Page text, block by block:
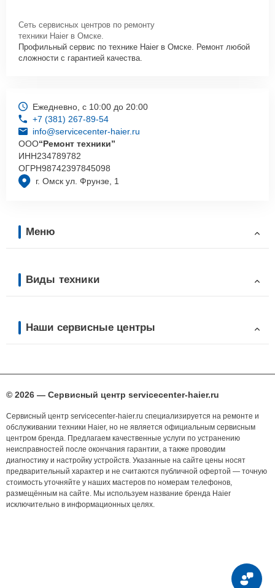
Сеть сервисных центров по ремонту
техники Haier в Омске.
Профильный сервис по технике Haier в Омске. Ремонт любой
сложности с гарантией качества.
г. Омск ул. Фрунзе, 1
Ежедневно, с 10:00 до 20:00
+7 (381) 267-89-54
info@servicecenter-haier.ru
ООО“Ремонт техники”
ИНН234789782
ОГРН98742397845098
Меню
Виды техники
Наши сервисные центры
© 2026 — Сервисный центр servicecenter-haier.ru
Сервисный центр servicecenter-haier.ru специализируется на ремонте и
обслуживании техники Haier, но не является официальным сервисным
центром бренда. Предлагаем качественные услуги по устранению
неисправностей после окончания гарантии, а также проводим
диагностику и настройку устройств. Указанные на сайте цены носят
предварительный характер и не считаются публичной офертой — точную
стоимость уточняйте у наших мастеров по номерам телефонов,
размещённым на сайте. Мы используем название бренда Haier
исключительно в информационных целях.